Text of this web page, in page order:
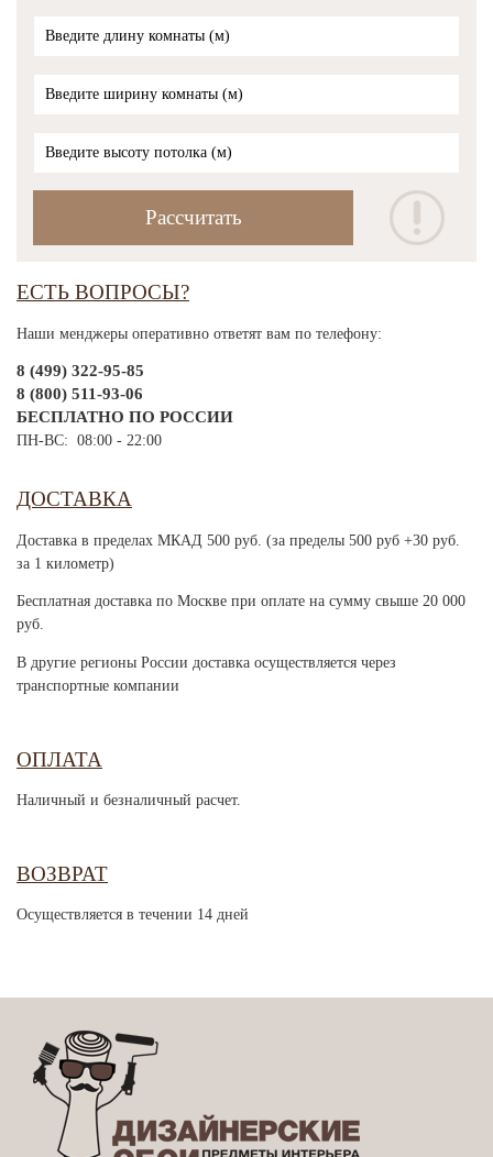
ЕСТЬ ВОПРОСЫ?
Наши менджеры оперативно ответят вам по телефону:
8 (499) 322-95-85
8 (800) 511-93-06
БЕСПЛАТНО ПО РОССИИ
ПН-ВС: 08:00 - 22:00
ДОСТАВКА
Доставка в пределах МКАД 500 руб. (за пределы 500 руб +30 руб.
за 1 километр)
Бесплатная доставка по Москве при оплате на сумму свыше 20 000
руб.
В другие регионы России доставка осуществляется через
транспортные компании
ОПЛАТА
Наличный и безналичный расчет.
ВОЗВРАТ
Осуществляется в течении 14 дней